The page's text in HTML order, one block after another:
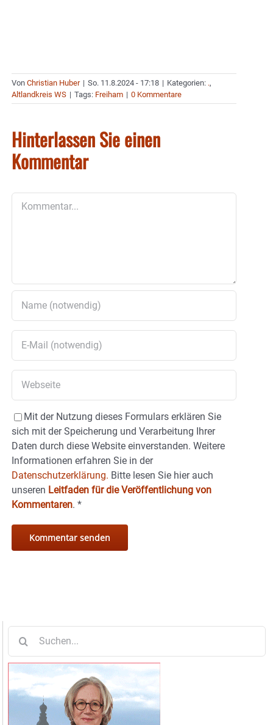
Von Christian Huber | So. 11.8.2024 - 17:18 | Kategorien: .,
Altlandkreis WS | Tags: Freiham | 0 Kommentare
Hinterlassen Sie einen
Kommentar
Mit der Nutzung dieses Formulars erklären Sie
sich mit der Speicherung und Verarbeitung Ihrer
Daten durch diese Website einverstanden. Weitere
Informationen erfahren Sie in der
Datenschutzerklärung. Bitte lesen Sie hier auch
unseren Leitfaden für die Veröffentlichung von
Kommentaren. *
nach: